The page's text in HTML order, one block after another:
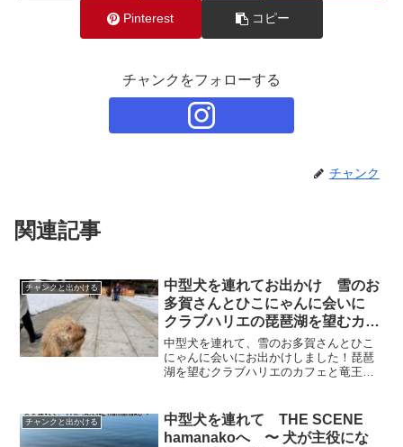
Pinterest コピー
チャンクをフォローする
チャンク
関連記事
チャンクと出かける
中型犬を連れてお出かけ 雪のお
多賀さんとひこにゃんに会いに
クラブハリエの琵琶湖を望むカフ
ェと竜王アウトレット 〜滋賀
県 彦根市近辺〜
中型犬を連れて、雪のお多賀さんとひこ
にゃんに会いにお出かけしました！琵琶
湖を望むクラブハリエのカフェと竜王ア
チャンクと出かける
中型犬を連れて THE SCENE
hamanakoへ 〜 犬が主役にな